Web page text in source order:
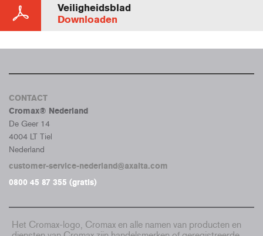
Veiligheidsblad
Downloaden
CONTACT
Cromax® Nederland
De Geer 14
4004 LT Tiel
Nederland
customer-service-nederland@axalta.com
0800 45 87 355 (gratis)
Het Cromax-logo, Cromax en alle namen van producten en